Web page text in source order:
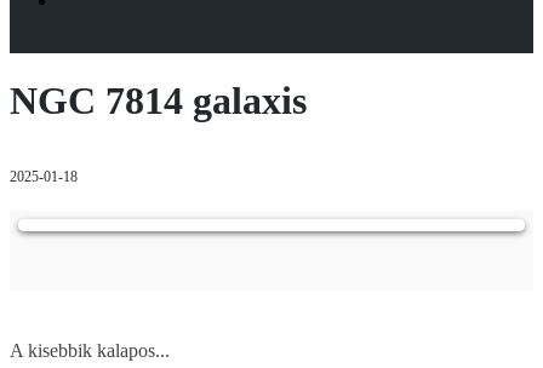
NGC 7814 galaxis
2025-01-18
A kisebbik kalapos...